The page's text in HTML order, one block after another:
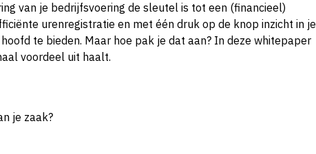
van je bedrijfsvoering de sleutel is tot een (financieel)
urenregistratie en met één druk op de knop inzicht in je
te bieden. Maar hoe pak je dat aan? In deze whitepaper
voordeel uit haalt.
je zaak?